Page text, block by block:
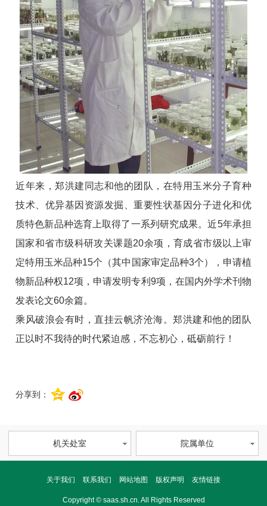
近年来，郑洪建同志和他的团队，在特用玉米分子育种
技术、优异基因资源发掘、重要性状基因分子进化和优
质特色新品种选育上取得了一系列研究成果。近5年承担
国家和省市级科研攻关课题20余项，育成省市级以上审
定特用玉米品种15个（其中国家审定品种3个），申请植
物新品种权12项，申请发明专利9项，在国内外学术刊物
发表论文60余篇。
乘风破浪会有时，直挂云帆济沧海。郑洪建和他的团队
正以时不我待的时代紧迫感，不忘初心，砥砺前行！
分享到：
机关处室 院属单位
关于我们 联系我们 网站地图 版权声明 友情链接
Copyright © saas.sh.cn. All Rights Reserved